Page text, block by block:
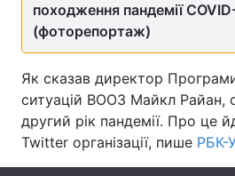
Здоров'я
Цікавинки
Екологія
Лонгріди
походження пандемії
(фоторепортаж)
Як сказав директор
ситуацій ВООЗ Майкл Райан,
другий рік пандемії. Про це
Twitter організації, пише РБК-